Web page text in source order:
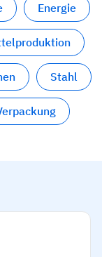
Energie
Stahl